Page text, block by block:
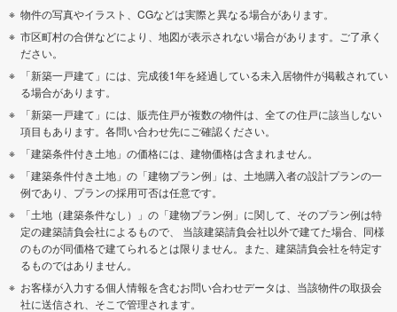
物件の写真やイラスト、CGなどは実際と異なる場合があります。
市区町村の合併などにより、地図が表示されない場合があります。ご了承く
ださい。
「新築一戸建て」には、完成後1年を経過している未入居物件が掲載されてい
る場合があります。
「新築一戸建て」には、販売住戸が複数の物件は、全ての住戸に該当しない
項目もあります。各問い合わせ先にご確認ください。
「建築条件付き土地」の価格には、建物価格は含まれません。
「建築条件付き土地」の「建物プラン例」は、土地購入者の設計プランの一
例であり、プランの採用可否は任意です。
「土地（建築条件なし）」の「建物プラン例」に関して、そのプラン例は特
定の建築請負会社によるもので、 当該建築請負会社以外で建てた場合、同様
のものが同価格で建てられるとは限りません。また、建築請負会社を特定す
るものではありません。
お客様が入力する個人情報を含むお問い合わせデータは、当該物件の取扱会
社に送信され、そこで管理されます。